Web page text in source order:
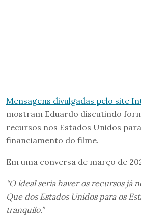
Mensagens divulgadas pelo site
mostram Eduardo discutindo
recursos nos Estados Unidos
financiamento do filme.
Em uma conversa de março de
“O ideal seria haver os recursos já
Que dos Estados Unidos para os
tranquilo.”